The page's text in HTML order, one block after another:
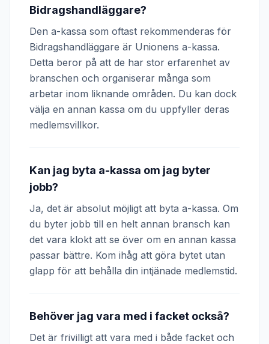
Bidragshandläggare?
Den a-kassa som oftast rekommenderas för
Bidragshandläggare är Unionens a-kassa.
Detta beror på att de har stor erfarenhet av
branschen och organiserar många som
arbetar inom liknande områden. Du kan dock
välja en annan kassa om du uppfyller deras
medlemsvillkor.
Kan jag byta a-kassa om jag byter
jobb?
Ja, det är absolut möjligt att byta a-kassa. Om
du byter jobb till en helt annan bransch kan
det vara klokt att se över om en annan kassa
passar bättre. Kom ihåg att göra bytet utan
glapp för att behålla din intjänade medlemstid.
Behöver jag vara med i facket också?
Det är frivilligt att vara med i både facket och